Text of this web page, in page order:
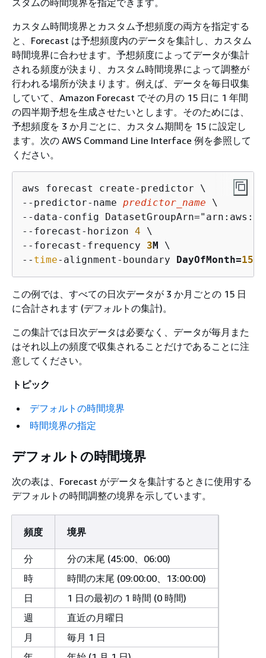
カスタム時間境界とカスタム予想頻度の両方を指定する
と、Forecast は予想頻度内のデータを集計し、カスタム
時間境界に合わせます。予想頻度によってデータが集計
される頻度が決まり、カスタム時間境界によって調整が
行われる場所が決まります。例えば、データを毎日収集
していて、Amazon Forecast でその月の 15 日に 1 年間
の四半期予想を生成させたいとします。そのためには、
予想頻度を 3 か月ごとに、カスタム期間を 15 に設定し
ます。次の AWS Command Line Interface 例を参照して
ください。
aws forecast create-predictor \
--predictor-name predictor_name \
--data-config
--forecast-horizon 4 \
--forecast-frequency 3M \
-- time-alignment-boundary DayOfMonth=15
この例では、すべての日次データが 3 か月ごとの 15 日
に合計されます (デフォルトの集計)。
この集計では日次データは必要なく、データが毎月また
はそれ以上の頻度で収集されることだけであることに注
意してください。
トピック
デフォルトの時間境界
時間境界の指定
デフォルトの時間境界
次の表は、Forecast がデータを集計するときに使用する
デフォルトの時間調整の境界を示しています。
頻度 境界
分
分の末尾 (45:00、06:00)
時
時間の末尾 (09:00:00、13:00:00)
日
1 日の最初の 1 時間 (0 時間)
週
直近の月曜日
月
毎月 1 日